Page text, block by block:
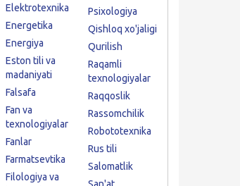
Elektrotexnika
Energetika
Energiya
Eston tili va
madaniyati
Falsafa
Fan va
texnologiyalar
Fanlar
Farmatsevtika
Filologiya va
Psixologiya
Qishloq xo'jaligi
Qurilish
Raqamli
texnologiyalar
Raqqoslik
Rassomchilik
Robototexnika
Rus tili
Salomatlik